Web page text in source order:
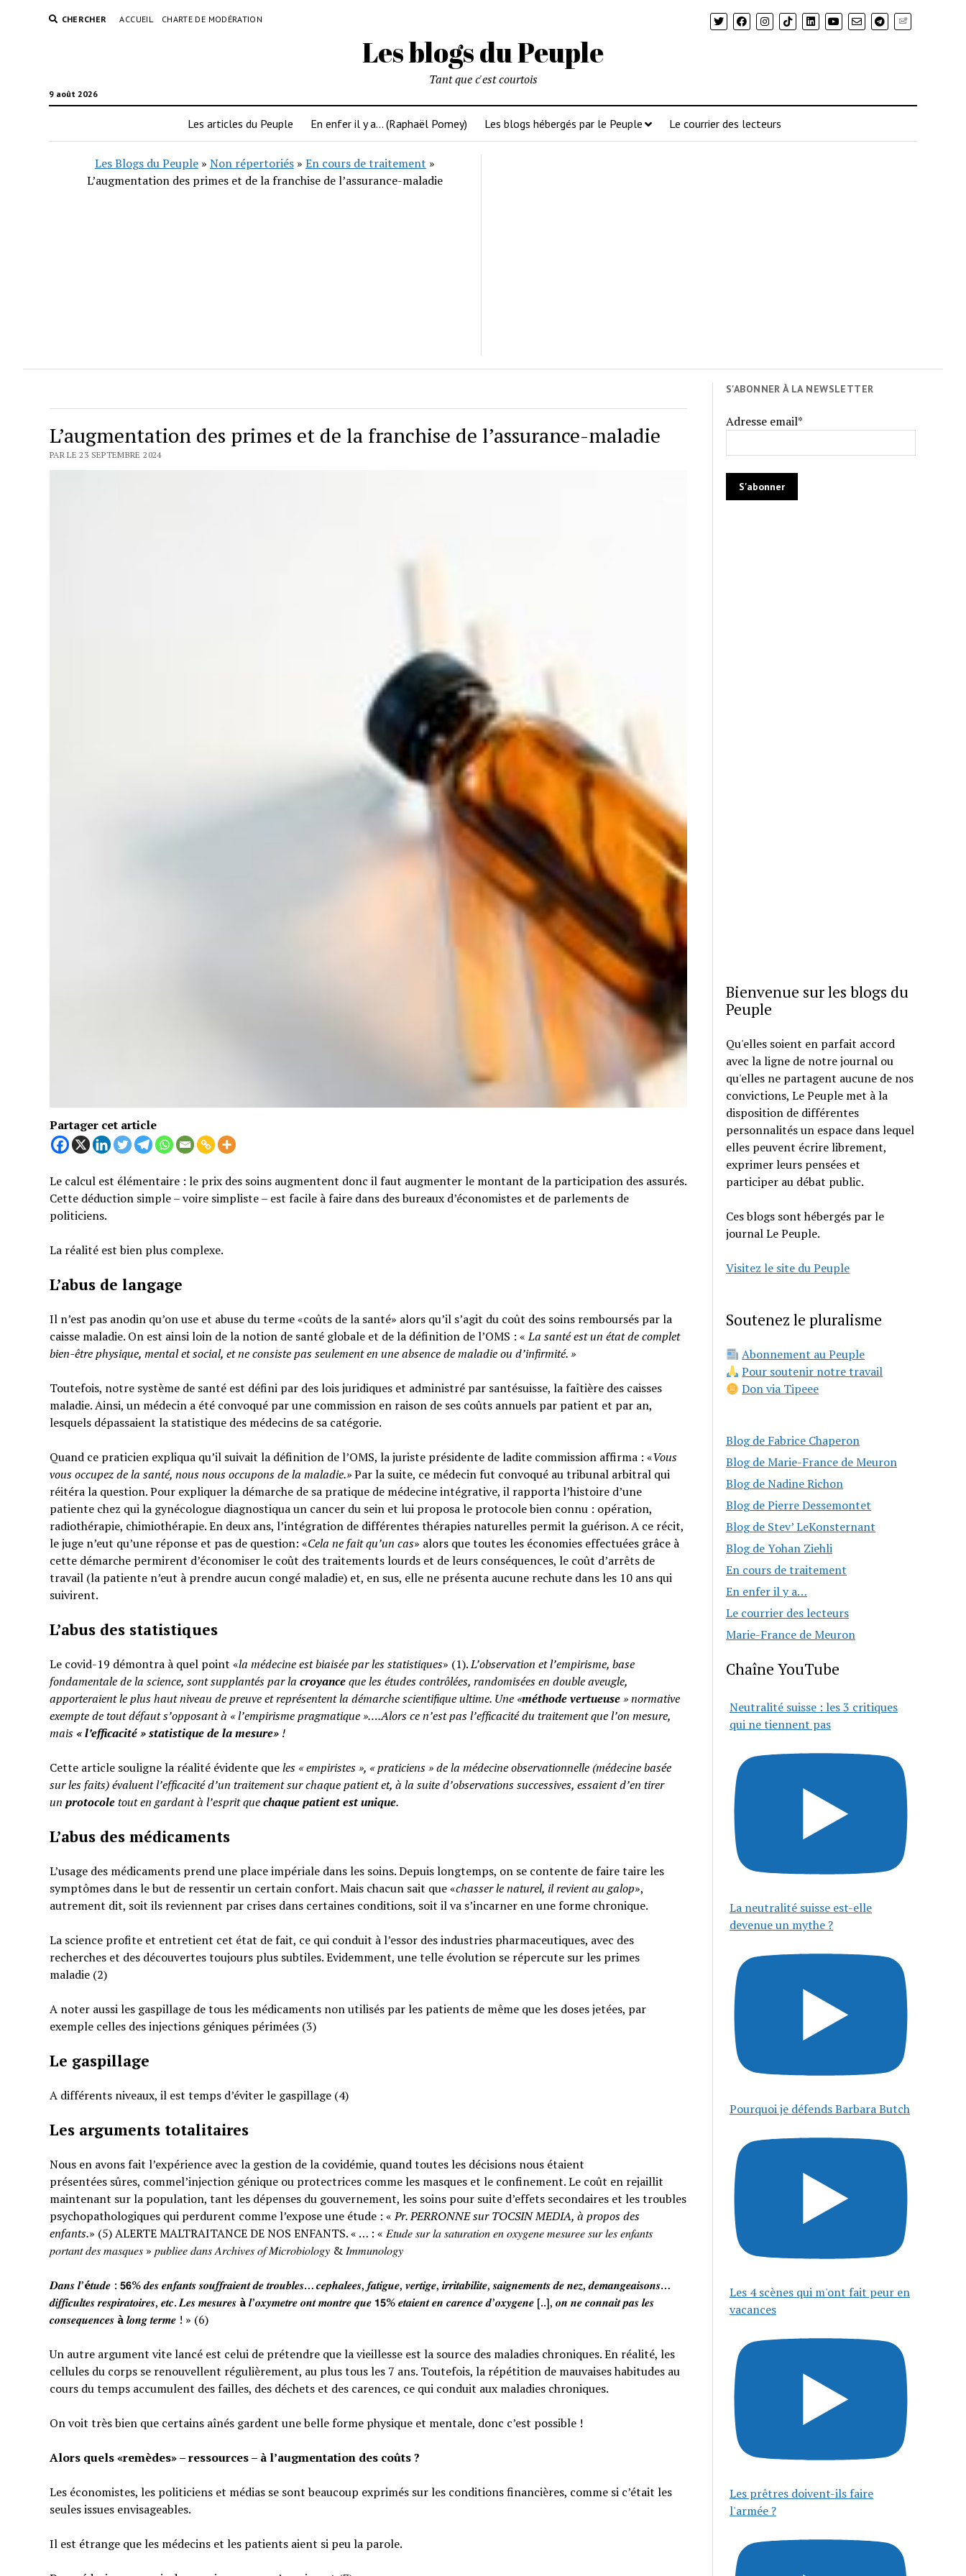
CHERCHER ACCUEIL CHARTE DE MODÉRATION Newsletter
Les blogs du Peuple
9 août 2026
Tant que c'est courtois
Les articles du Peuple En enfer il y a… (Raphaël Pomey) Les blogs hébergés par le Peuple Le courrier des lecteurs
Les Blogs du Peuple» Non répertoriés» En cours de traitement »
L’augmentation des primes et de la franchise de l’assurance-maladie
L’augmentation des primes et de la franchise de l’assurance-maladie
PAR LE 23 SEPTEMBRE 2024
Partager cet article
Le calcul est élémentaire : le prix des soins augmentent donc il faut augmenter le montant de la participation des assurés.
Cette déduction simple – voire simpliste – est facile à faire dans des bureaux d’économistes et de parlements de
politiciens.
La réalité est bien plus complexe.
L’abus de langage
Il n’est pas anodin qu’on use et abuse du terme «coûts de la santé» alors qu’il s’agit du coût des soins remboursés par la
caisse maladie. On est ainsi loin de la notion de santé globale et de la définition de l’OMS : «La santé est un état de complet
bien-être physique, mental et social, et ne consiste pas seulement en une absence de maladie ou d’infirmité.»
Toutefois, notre système de santé est défini par des lois juridiques et administré par santésuisse, la faîtière des caisses
maladie. Ainsi, un médecin a été convoqué par une commission en raison de ses coûts annuels par patient et par an,
lesquels dépassaient la statistique des médecins de sa catégorie.
Quand ce praticien expliqua qu’il suivait la définition de l’OMS, la juriste présidente de ladite commission affirma : «Vous
vous occupez de la santé, nous nous occupons de la maladie.»Par la suite, ce médecin fut convoqué au tribunal arbitral qui
réitéra la question. Pour expliquer la démarche de sa pratique de médecine intégrative, il rapporta l’histoire d’une
patiente chez qui la gynécologue diagnostiqua un cancer du sein et lui proposa le protocole bien connu : opération,
radiothérapie, chimiothérapie. En deux ans, l’intégration de différentes thérapies naturelles permit la guérison. A ce récit,
le juge n’eut qu’une réponse et pas de question: «Cela ne fait qu’un cas» alors que toutes les économies effectuées grâce à
cette démarche permirent d’économiser le coût des traitements lourds et de leurs conséquences, le coût d’arrêts de
travail (la patiente n’eut à prendre aucun congé maladie) et, en sus, elle ne présenta aucune rechute dans les 10 ans qui
suivirent.
L’abus des statistiques
Le covid-19 démontra à quel point «la médecine est biaisée par les statistiques» (1).L’observation et l’empirisme, base
fondamentale de la science, sont supplantés par la croyanceque les études contrôlées, randomisées en double aveugle,
apporteraient le plus haut niveau de preuve et représentent la démarche scientifique ultime. Une «méthode vertueuse» normative
exempte de tout défaut s’opposant à « l’empirisme pragmatique »….Alors ce n’est pas l’efficacité du traitement que l’on mesure,
mais «l’efficacité » statistique de la mesure» !
Cette article souligne la réalité évidente queles « empiristes », « praticiens » de la médecine observationnelle (médecine basée
sur les faits) évaluent l’efficacité d’un traitement sur chaque patient et, à la suite d’observations successives, essaient d’en tirer
un protocoletout en gardant à l’esprit quechaque patient est unique.
L’abus des médicaments
L’usage des médicaments prend une place impériale dans les soins. Depuis longtemps, on se contente de faire taire les
symptômes dans le but de ressentir un certain confort. Mais chacun sait que «chasser le naturel, il revient au galop»,
autrement dit, soit ils reviennent par crises dans certaines conditions, soit il va s’incarner en une forme chronique.
La science profite et entretient cet état de fait, ce qui conduit à l’essor des industries pharmaceutiques, avec des
recherches et des découvertes toujours plus subtiles. Evidemment, une telle évolution se répercute sur les primes
maladie (2)
A noter aussi les gaspillage de tous les médicaments non utilisés par les patients de même que les doses jetées, par
exemple celles des injections géniques périmées (3)
Le gaspillage
A différents niveaux, il est temps d’éviter le gaspillage (4)
Les arguments totalitaires
Nous en avons fait l’expérience avec la gestion de la covidémie, quand toutes les décisions nous étaient
présentées sûres, commel’injection génique ou protectrices comme les masques et le confinement. Le coût en rejaillit
maintenant sur la population, tant les dépenses du gouvernement, les soins pour suite d’effets secondaires et les troubles
psychopathologiques qui perdurent comme l’expose une étude : «Pr. PERRONNE sur TOCSIN MEDIA, à propos des
enfants.» (5) ALERTE MALTRAITANCE DE NOS ENFANTS. « … : « 𝐸𝑡𝑢𝑑𝑒 𝑠𝑢𝑟 𝑙𝑎 𝑠𝑎𝑡𝑢𝑟𝑎𝑡𝑖𝑜𝑛 𝑒𝑛 𝑜𝑥𝑦𝑔𝑒𝑛𝑒 𝑚𝑒𝑠𝑢𝑟𝑒𝑒 𝑠𝑢𝑟 𝑙𝑒𝑠 𝑒𝑛𝑓𝑎𝑛𝑡𝑠
𝑝𝑜𝑟𝑡𝑎𝑛𝑡 𝑑𝑒𝑠 𝑚𝑎𝑠𝑞𝑢𝑒𝑠 » 𝑝𝑢𝑏𝑙𝑖𝑒𝑒 𝑑𝑎𝑛𝑠 𝐴𝑟𝑐ℎ𝑖𝑣𝑒𝑠 𝑜𝑓 𝑀𝑖𝑐𝑟𝑜𝑏𝑖𝑜𝑙𝑜𝑔𝑦 & 𝐼𝑚𝑚𝑢𝑛𝑜𝑙𝑜𝑔𝑦
𝑫𝒂𝒏𝒔 𝒍’é𝒕𝒖𝒅𝒆 : 𝟱𝟲% 𝒅𝒆𝒔 𝒆𝒏𝒇𝒂𝒏𝒕𝒔 𝒔𝒐𝒖𝒇𝒇𝒓𝒂𝒊𝒆𝒏𝒕 𝒅𝒆 𝒕𝒓𝒐𝒖𝒃𝒍𝒆𝒔… 𝒄𝒆𝒑𝒉𝒂𝒍𝒆𝒆𝒔, 𝒇𝒂𝒕𝒊𝒈𝒖𝒆, 𝒗𝒆𝒓𝒕𝒊𝒈𝒆, 𝒊𝒓𝒓𝒊𝒕𝒂𝒃𝒊𝒍𝒊𝒕𝒆, 𝒔𝒂𝒊𝒈𝒏𝒆𝒎𝒆𝒏𝒕𝒔 𝒅𝒆 𝒏𝒆𝒛, 𝒅𝒆𝒎𝒂𝒏𝒈𝒆𝒂𝒊𝒔𝒐𝒏𝒔…
𝒅𝒊𝒇𝒇𝒊𝒄𝒖𝒍𝒕𝒆𝒔 𝒓𝒆𝒔𝒑𝒊𝒓𝒂𝒕𝒐𝒊𝒓𝒆𝒔, 𝒆𝒕𝒄. 𝑳𝒆𝒔 𝒎𝒆𝒔𝒖𝒓𝒆𝒔 à𝒍’𝒐𝒙𝒚𝒎𝒆𝒕𝒓𝒆 𝒐𝒏𝒕 𝒎𝒐𝒏𝒕𝒓𝒆 𝒒𝒖𝒆 𝟭𝟱% 𝒆𝒕𝒂𝒊𝒆𝒏𝒕 𝒆𝒏 𝒄𝒂𝒓𝒆𝒏𝒄𝒆 𝒅’𝒐𝒙𝒚𝒈𝒆𝒏𝒆 [..], 𝒐𝒏 𝒏𝒆 𝒄𝒐𝒏𝒏𝒂𝒊𝒕 𝒑𝒂𝒔 𝒍𝒆𝒔
𝒄𝒐𝒏𝒔𝒆𝒒𝒖𝒆𝒏𝒄𝒆𝒔 à𝒍𝒐𝒏𝒈 𝒕𝒆𝒓𝒎𝒆 ! » (6)
Un autre argument vite lancé est celui de prétendre que la vieillesse est la source des maladies chroniques. En réalité, les
cellules du corps se renouvellent régulièrement, au plus tous les 7 ans. Toutefois, la répétition de mauvaises habitudes au
cours du temps accumulent des failles, des déchets et des carences, ce qui conduit aux maladies chroniques.
On voit très bien que certains aînés gardent une belle forme physique et mentale, donc c’est possible !
Alors quels «remèdes» – ressources – à l’augmentation des coûts ?
Les économistes, les politiciens et médias se sont beaucoup exprimés sur les conditions financières, comme si c’était les
seules issues envisageables.
Il est étrange que les médecins et les patients aient si peu la parole.
S'ABONNER À LA NEWSLETTER
Adresse email*
Bienvenue sur les blogs du
Peuple
Qu'elles soient en parfait accord
avec la ligne de notre journal ou
qu'elles ne partagent aucune de nos
convictions, Le Peuple met à la
disposition de différentes
personnalités un espace dans lequel
elles peuvent écrire librement,
exprimer leurs pensées et
participer au débat public.
Ces blogs sont hébergés par le
journal Le Peuple.
Visitez le site du Peuple
Soutenez le pluralisme
Abonnement au Peuple
Pour soutenir notre travail
Don via Tipeee
Blog de Fabrice Chaperon
Blog de Marie-France de Meuron
Blog de Nadine Richon
Blog de Pierre Dessemontet
Blog de Stev’ LeKonsternant
Blog de Yohan Ziehli
En cours de traitement
En enfer il y a…
Le courrier des lecteurs
Marie-France de Meuron
Chaîne YouTube
Neutralité suisse : les 3 critiques
qui ne tiennent pas
La neutralité suisse est-elle
devenue un mythe ?
Pourquoi je défends Barbara Butch
Les 4 scènes qui m'ont fait peur en
vacances
Les prêtres doivent-ils faire
l'armée ?